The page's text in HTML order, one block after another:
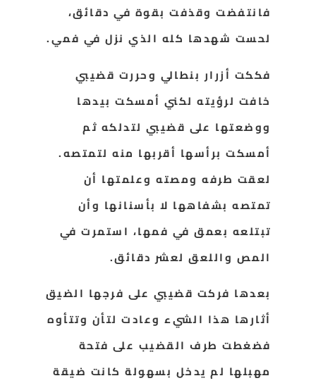
فانتفضت وقذفت بقوة في دقائق،
لحست شهدها كله الذي نزل في فمي.
فككت أزرار بنطالي وحررت قضيبي
خافت لرؤيته لكني أمسكت بيدها
ووضعتها على قضيبي لتدلكه ثم
أمسكت برأسها أقربها منه لتمتصه.
لعقت طرفه ومصته وعلمتها أن
تمتصه بشفاهها لا بأسنانها وأن
تبتلعه بعمق في فمها، استمرت في
المص واللعق لعشر دقائق.
بعدها فركت قضيبي على فرجها الضيق
أثارها هذا الشيء وعادت لتأن وتتأوه
فضغطت طرف القضيب على فتحة
مهبلها لم يدخل بسهولة كانت ضيقة